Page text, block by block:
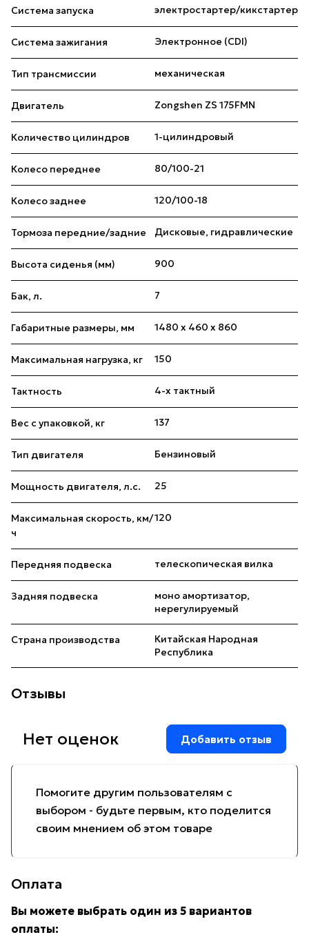
Система запуска электростартер/кикстартер
Система зажигания Электронное (CDI)
Тип трансмиссии механическая
Двигатель Zongshen ZS 175FMN
Количество цилиндров 1-цилиндровый
Колесо переднее 80/100-21
Колесо заднее 120/100-18
Тормоза передние/задние Дисковые, гидравлические
Высота сиденья (мм) 900
Бак, л. 7
Габаритные размеры, мм 1480 х 460 х 860
Максимальная нагрузка, кг 150
Тактность 4-х тактный
Вес с упаковкой, кг 137
Тип двигателя Бензиновый
Мощность двигателя, л.с. 25
Максимальная скорость, км/
ч
120
Передняя подвеска телескопическая вилка
Задняя подвеска
моно амортизатор,
нерегулируемый
Страна производства
Китайская Народная
Республика
Отзывы
Помогите другим пользователям с
выбором - будьте первым, кто поделится
своим мнением об этом товаре
Нет оценок Добавить отзыв
Оплата
Вы можете выбрать один из 5 вариантов
оплаты: